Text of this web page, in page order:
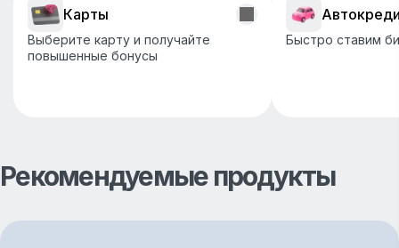
Карты
Выберите карту и получайте
повышенные бонусы
Быстро ставим
Рекомендуемые продукты